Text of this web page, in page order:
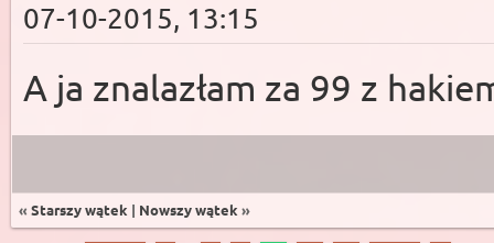
07-10-2015, 13:15
A ja znalazłam za 99 z
« Starszy wątek | Nowszy wątek »